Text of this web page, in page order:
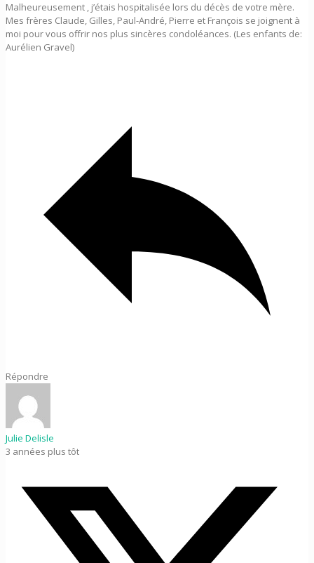
Malheureusement , j’étais hospitalisée lors du décès de votre mère.
Mes frères Claude, Gilles, Paul-André, Pierre et François se joignent à
moi pour vous offrir nos plus sincères condoléances. (Les enfants de:
Aurélien Gravel)
Répondre
Julie Delisle
3 années plus tôt